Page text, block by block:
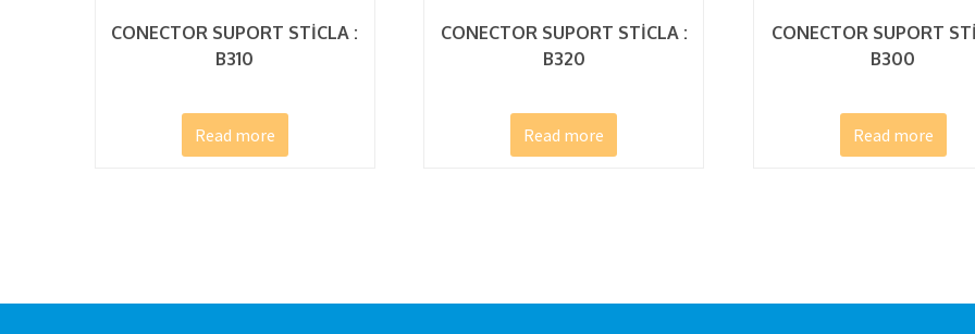
CONECTOR SUPORT STİCLA :
B310
Read more
CONECTOR SUPORT STİCLA :
B320
Read more
CONECTOR SUPORT
B300
Read more